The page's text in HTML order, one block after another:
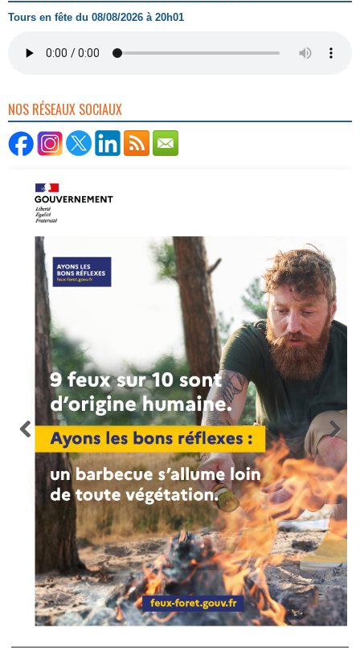
Tours en fête du 08/08/2026 à 20h01
NOS RÉSEAUX SOCIAUX